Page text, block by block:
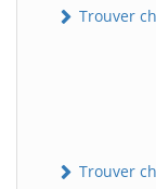
Trouver
Trouver